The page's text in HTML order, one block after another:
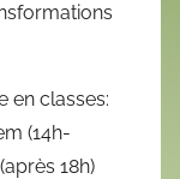
en classes:
(14h-
18h)